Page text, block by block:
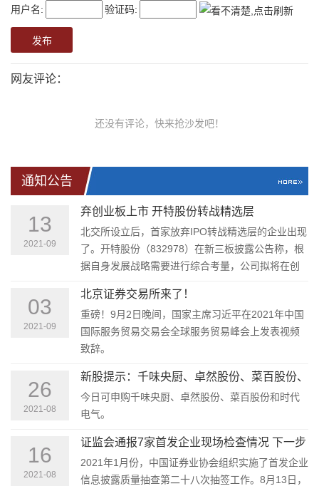
用户名: 验证码:
网友评论：
还没有评论，快来抢沙发吧！
通知公告
13
2021-09
弃创业板上市 开特股份转战精选层
北交所设立后，首家放弃IPO转战精选层的企业出现
了。开特股份（832978）在新三板披露公告称，根
据自身发展战略需要进行综合考量，公司拟将在创
03
2021-09
北京证券交易所来了！
重磅！9月2日晚间，国家主席习近平在2021年中国
国际服务贸易交易会全球服务贸易峰会上发表视频
致辞。
26
2021-08
新股提示：千味央厨、卓然股份、菜百股份、
时代电气今日申购
今日可申购千味央厨、卓然股份、菜百股份和时代
电气。
16
2021-08
证监会通报7家首发企业现场检查情况 下一步
将推动现场检查常态化规范化
2021年1月份，中国证券业协会组织实施了首发企业
信息披露质量抽查第二十八次抽签工作。8月13日，